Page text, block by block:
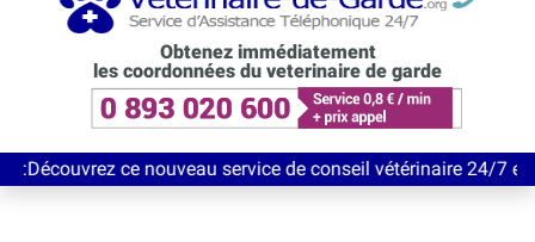
Obtenez immédiatement
les coordonnées du veterinaire de garde
ce nouveau service de conseil vétérinaire 24/7